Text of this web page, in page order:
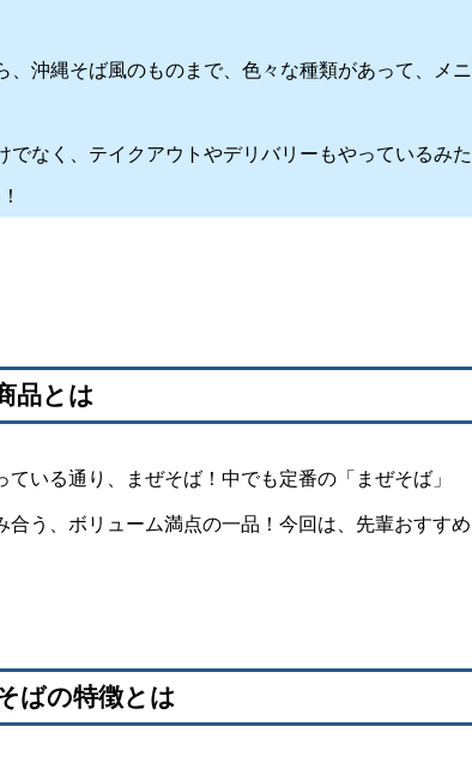
、沖縄そば風のものまで、色々な種類があって、メニ
でなく、テイクアウトやデリバリーもやっているみた
品とは
いる通り、まぜそば！中でも定番の「まぜそば」
う、ボリューム満点の一品！今回は、先輩おすすめ
ばの特徴とは